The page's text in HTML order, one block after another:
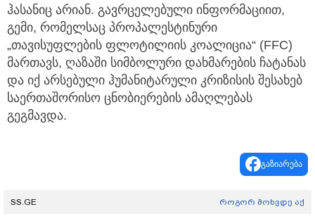
ჰასანიც არიან. გავრცელებული ინფორმაციით,
გემი, რომელსაც პროპალესტინური
„თავისუფლების ფლოტილიის კოალიცია“ (FFC)
მართავს, ღაზაში სიმბოლური დახმარების ჩატანას
და იქ არსებული ჰუმანიტარული კრიზისის შესახებ
საერთაშორისო ცნობიერების ამაღლებას
გეგმავდა.
გაზიარება
SS.GE როგორ მოხვდე აქ